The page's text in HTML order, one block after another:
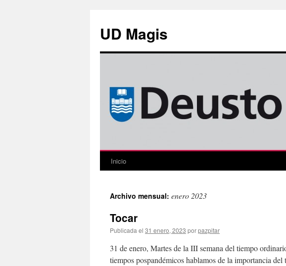
contenido
UD Magis
Inicio
Archivo mensual: enero 2023
Tocar
Publicada el 31 enero, 2023 porpazpitar
31 de enero, Martes de la III semana del tiempo
tiempos pospandémicos hablamos de la importancia